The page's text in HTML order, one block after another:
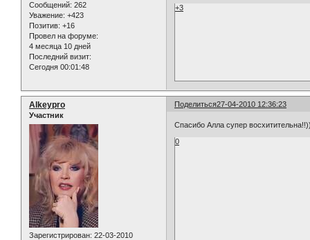
Сообщений: 262
Уважение: +423
Позитив: +16
Провел на форуме:
4 месяца 10 дней
Последний визит:
Сегодня 00:01:48
+3
Поделиться27-04-2010 12:36:23
Alkeypro
Участник
Зарегистрирован: 22-03-2010
Спасибо Алла супер
0